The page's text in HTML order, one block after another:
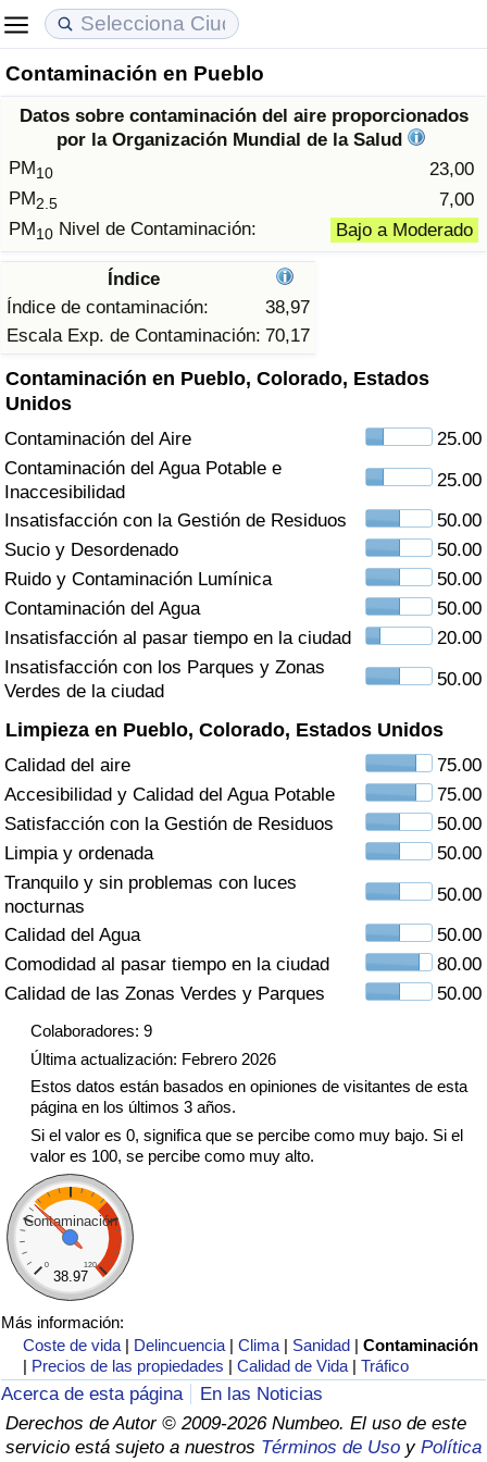
Contaminación en Pueblo
Datos sobre contaminación del aire proporcionados
por la Organización Mundial de la Salud
PM10
23,00
PM2.5
7,00
PM10 Nivel de Contaminación: Bajo a Moderado
Índice
Índice de contaminación:
38,97
Escala Exp. de Contaminación: 70,17
Contaminación en Pueblo, Colorado, Estados
Unidos
Contaminación del Aire
25.00
Contaminación del Agua Potable e
Inaccesibilidad
25.00
Insatisfacción con la Gestión de Residuos
50.00
Sucio y Desordenado
50.00
Ruido y Contaminación Lumínica
50.00
Contaminación del Agua
50.00
Insatisfacción al pasar tiempo en la ciudad
20.00
Insatisfacción con los Parques y Zonas
Verdes de la ciudad
50.00
Limpieza en Pueblo, Colorado, Estados Unidos
Calidad del aire
75.00
Accesibilidad y Calidad del Agua Potable
75.00
Satisfacción con la Gestión de Residuos
50.00
Limpia y ordenada
50.00
Tranquilo y sin problemas con luces
nocturnas
50.00
Calidad del Agua
50.00
Comodidad al pasar tiempo en la ciudad
80.00
Calidad de las Zonas Verdes y Parques
50.00
Colaboradores: 9
Última actualización: Febrero 2026
Estos datos están basados en opiniones de visitantes de esta
página en los últimos 3 años.
Si el valor es 0, significa que se percibe como muy bajo. Si el
valor es 100, se percibe como muy alto.
Contaminación
0 120
38.97
Más información:
Coste de vida | Delincuencia |Clima | Sanidad |Contaminación
| Precios de las propiedades |Calidad de Vida |Tráfico
Acerca de esta página
En las Noticias
Derechos de Autor © 2009-2026 Numbeo. El uso de este
servicio está sujeto a nuestros Términos de Uso y Política
Coste de vida
Índice de Costo de Vida (Actual)
Índice de Costo de Vida
en aqaba
Precios de las propiedades
Índice de Precios de Inmuebles (Actual)
Índice de Precios de Inmuebles
Índice de Precios de Inmuebles por País
Calidad de Vida
Índice de Calidad de Vida
Índice de Calidad de Vida (Actual)
Delincuencia
Calificación del Índice de Criminalidad
(Actual)
Índice de Criminalidad
Índice de criminalidad por país
Sanidad
Índice de Sanidad (Actual)
Índice de Sanidad
Índice de Sanidad por País
Contaminación
Índice de Contaminación (Actual)
Índice de contaminación
Índice de Contaminación por País
Tráfico
Índice de Tráfico
Índice de Tráfico (Actual)
Índice de Tráfico por País